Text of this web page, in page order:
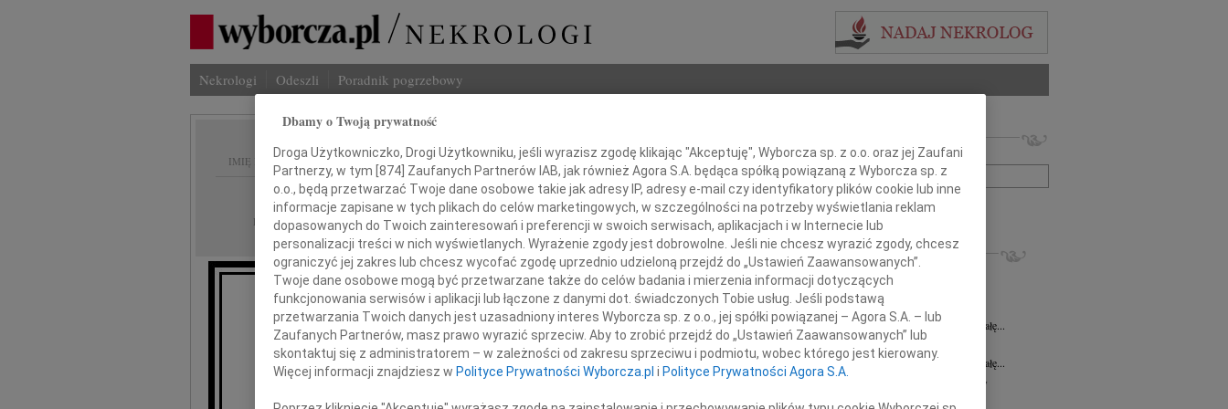
Nekrologi Odeszli Poradnik pogrzebowy
IMIĘ I NAZWISKO:
REGION: Wrocław
DATA EMISJI: 13.12.2018
Z wielkim smutkiem powiadamiamy, że odszedł od nas
art. plastyk
Imię i nazwisko lub numer ogłoszenia:
+ szukanie zaawansowane
INNE NEKROLOGI
Zdzisława Sawaryn 31.07.2026
Zmarła Zdzisława Sawaryn wieloletnia...
Paweł Spychała24.07.2026
Z wielkim żalem żegnamy Ś.P. Pawła Spychałę...
Paweł Spychała
22.07.2026
Z wielkim żalem żegnamy Ś.P. Pawła Spychałę...
Zdzisław Barszczewski
Wrocław
Z głębokim smutkiem i żalem przyjęliśmy...
Dbamy o Twoją prywatność
Droga Użytkowniczko, Drogi Użytkowniku, jeśli wyrazisz zgodę klikając "Akceptuję", Wyborcza sp. z o.o. oraz jej Zaufani
Partnerzy, w tym [874] Zaufanych Partnerów IAB, jak również Agora S.A. będąca spółką powiązaną z Wyborcza sp. z
o.o., będą przetwarzać Twoje dane osobowe takie jak adresy IP, adresy e-mail czy identyfikatory plików cookie lub inne
informacje zapisane w tych plikach do celów marketingowych, w szczególności na potrzeby wyświetlania reklam
dopasowanych do Twoich zainteresowań i preferencji w swoich serwisach, aplikacjach i w Internecie lub
personalizacji treści w nich wyświetlanych. Wyrażenie zgody jest dobrowolne. Jeśli nie chcesz wyrazić zgody, chcesz
ograniczyć jej zakres lub chcesz wycofać zgodę uprzednio udzieloną przejdź do „Ustawień Zaawansowanych”.
Twoje dane osobowe mogą być przetwarzane także do celów badania i mierzenia informacji dotyczących
funkcjonowania serwisów i aplikacji lub łączone z danymi dot. świadczonych Tobie usług. Jeśli podstawą
przetwarzania Twoich danych jest uzasadniony interes Wyborcza sp. z o.o., jej spółki powiązanej – Agora S.A. – lub
Zaufanych Partnerów, masz prawo wyrazić sprzeciw. Aby to zrobić przejdź do „Ustawień Zaawansowanych” lub
skontaktuj się z administratorem – w zależności od zakresu sprzeciwu i podmiotu, wobec którego jest kierowany.
Więcej informacji znajdziesz w Polityce Prywatności Wyborcza.pl i Polityce Prywatności Agora S.A.